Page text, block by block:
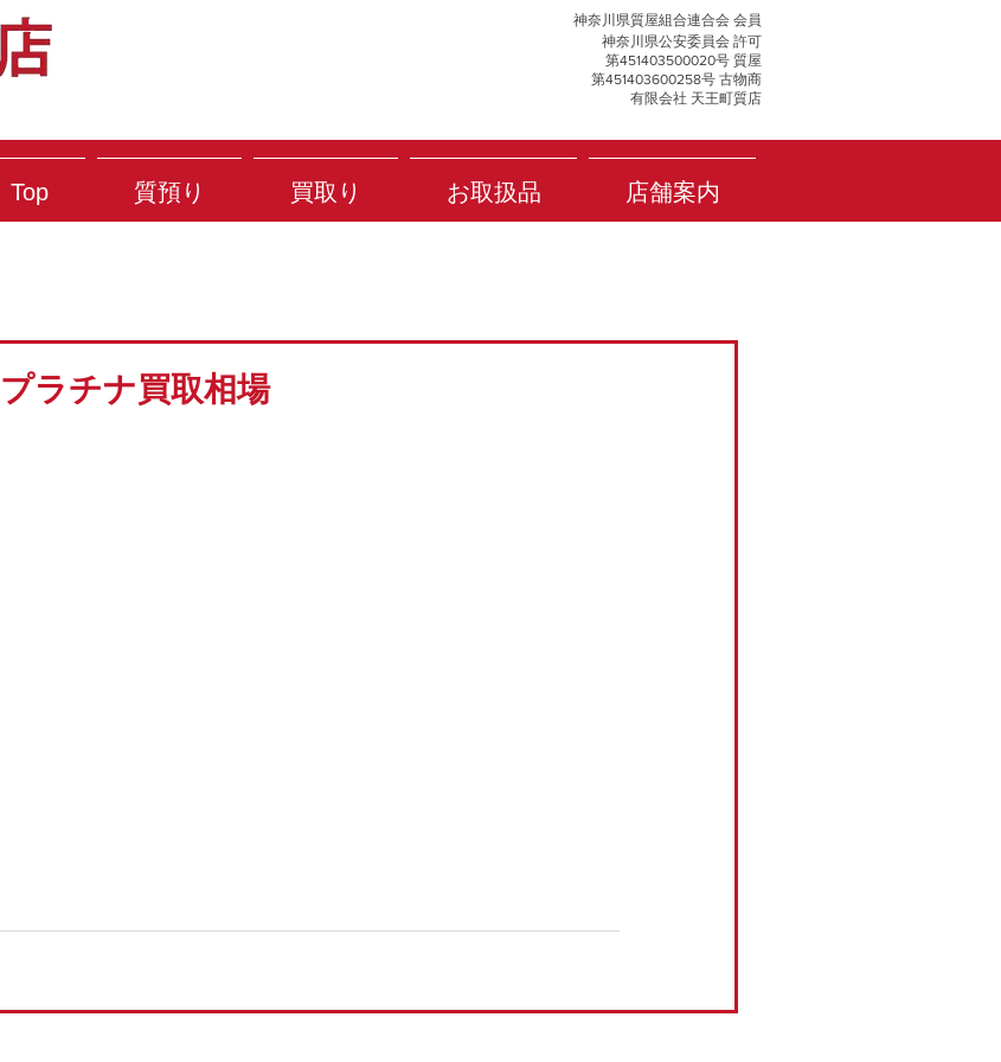
神奈川県質屋組合連合会 会員
神奈川県公安委員会 許可
第451403500020号 質屋
第451403600258号 古物商
有限会社 天王町質店
Top 質預り 買取り お取扱品 店舗案内
ラチナ買取相場